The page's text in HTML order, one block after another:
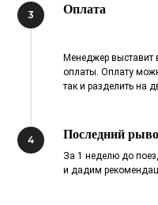
3 Оплата
Менеджер выставит
оплаты. Оплату
так и разделить на
4 Последний
За 1 неделю до
и дадим